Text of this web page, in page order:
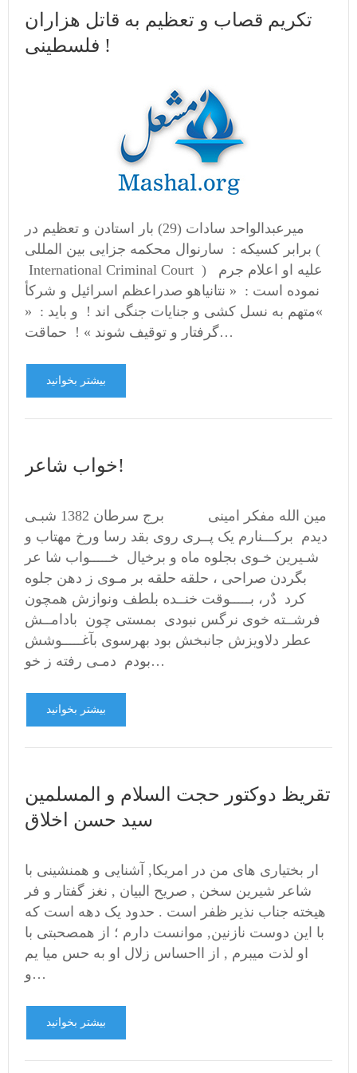
تکریم قصاب و تعظیم به قاتل هزاران
فلسطینی !
میرعبدالواحد سادات (29) بار استادن و تعظیم در
برابر کسیکه : سارنوال محکمه جزایی بین المللی (
International Criminal Court ) علیه او اعلام جرم
نموده است : « نتانیاهو صدراعظم اسرائیل و شرکأ
»متهم به نسل کشی و جنایات جنگی‌ اند ! و باید : «
گرفتار و توقیف شوند » ! حماقت…
بیشتر بخوانید
خواب شاعر!
مین الله مفکر امینی برج سرطان 1382 شبـی
دیدم برکـــنارم یک پــری روی بقد رسا ورخ مهتاب و
شـیرین خـوی بجلوه ماه و برخیال خـــــواب شا عر
بگردن صراحی ، حلقه حلقه بر مـوی ز دهن جلوه
کرد دٌر، بـــــوقت خنــده بلطف ونوازش همچون
فرشــته خوی نرگس نبودی بمستی چون بادامــش
عطر دلاویزش جانبخش بود بهرسوی بآغـــــوشش
بودم دمـی رفته ز خو…
بیشتر بخوانید
تقریظ دوکتور حجت السلام و المسلمین
سید حسن اخلاق
ار بختیاری های من در امریکا, آشنایی و همنشینی با
شاعر شیرین سخن , صریح البیان , نغز گفتار و فر
هیخته جناب نذیر ظفر است . حدود یک دهه است که
با این دوست نازنین, موانست دارم ؛ از همصحبتی با
او لذت میبرم , از ااحساس زلال او به حس میا یم
و…
بیشتر بخوانید